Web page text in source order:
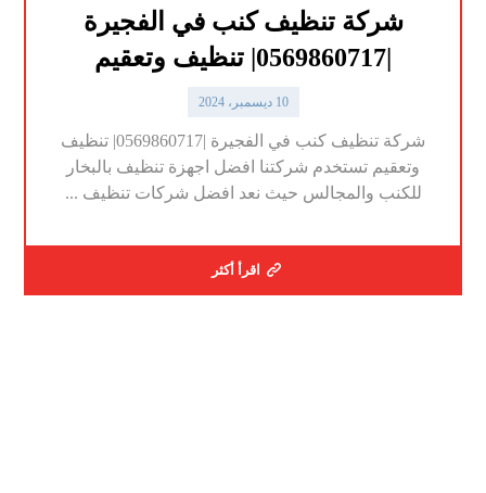
شركة تنظيف كنب في الفجيرة
|0569860717| تنظيف وتعقيم
10 ديسمبر، 2024
شركة تنظيف كنب في الفجيرة |0569860717| تنظيف
وتعقيم تستخدم شركتنا افضل اجهزة تنظيف بالبخار
للكنب والمجالس حيث نعد افضل شركات تنظيف ...
اقرأ أكثر